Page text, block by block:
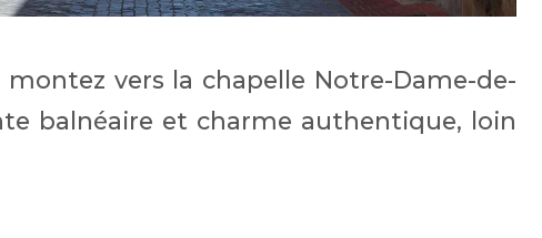
vers la chapelle Notre-Dame-de-
balnéaire et charme authentique, loin